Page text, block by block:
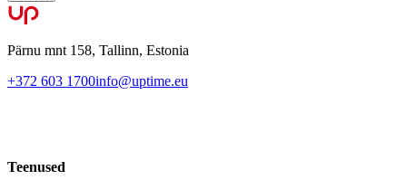
Pärnu mnt 158, Tallinn, Estonia
+372 603 1700info@uptime.eu
Teenused